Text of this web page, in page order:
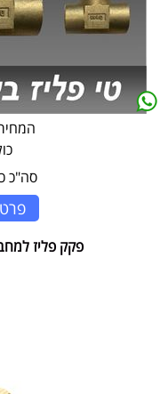
סה"כ
פקק פליז